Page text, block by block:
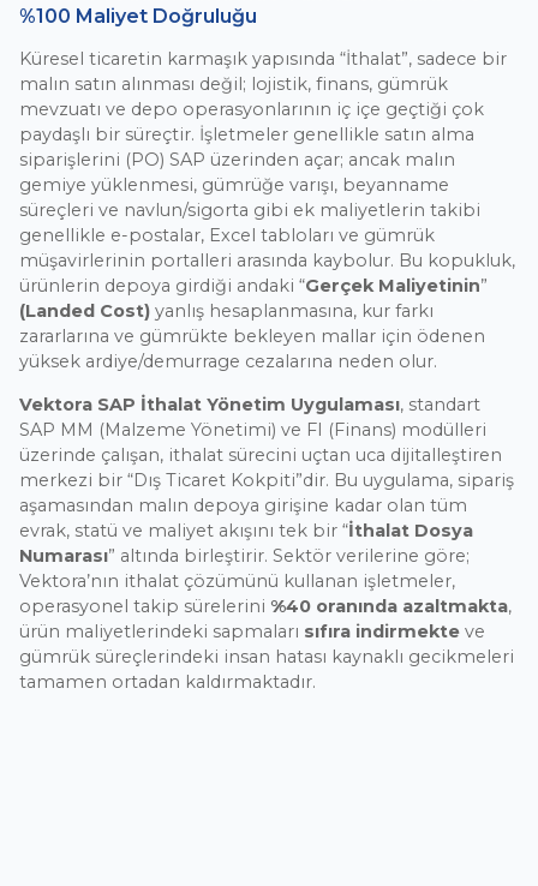
%100 Maliyet Doğruluğu
Küresel ticaretin karmaşık yapısında “İthalat”, sadece bir
malın satın alınması değil; lojistik, finans, gümrük
mevzuatı ve depo operasyonlarının iç içe geçtiği çok
paydaşlı bir süreçtir. İşletmeler genellikle satın alma
siparişlerini (PO) SAP üzerinden açar; ancak malın
gemiye yüklenmesi, gümrüğe varışı, beyanname
süreçleri ve navlun/sigorta gibi ek maliyetlerin takibi
genellikle e-postalar, Excel tabloları ve gümrük
müşavirlerinin portalleri arasında kaybolur. Bu kopukluk,
ürünlerin depoya girdiği andaki “Gerçek Maliyetinin”
(Landed Cost) yanlış hesaplanmasına, kur farkı
zararlarına ve gümrükte bekleyen mallar için ödenen
yüksek ardiye/demurrage cezalarına neden olur.
Vektora SAP İthalat Yönetim Uygulaması, standart
SAP MM (Malzeme Yönetimi) ve FI (Finans) modülleri
üzerinde çalışan, ithalat sürecini uçtan uca dijitalleştiren
merkezi bir “Dış Ticaret Kokpiti”dir. Bu uygulama, sipariş
aşamasından malın depoya girişine kadar olan tüm
evrak, statü ve maliyet akışını tek bir “İthalat Dosya
Numarası” altında birleştirir. Sektör verilerine göre;
Vektora’nın ithalat çözümünü kullanan işletmeler,
operasyonel takip sürelerini %40 oranında azaltmakta,
ürün maliyetlerindeki sapmaları sıfıra indirmekte ve
gümrük süreçlerindeki insan hatası kaynaklı gecikmeleri
tamamen ortadan kaldırmaktadır.